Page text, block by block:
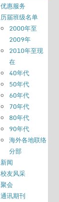
优惠服务
历届班级名单
2000年至
2009年
2010年至现
在
40年代
50年代
60年代
70年代
80年代
90年代
海外各地联络
分部
新闻
校友风采
聚会
通讯期刊